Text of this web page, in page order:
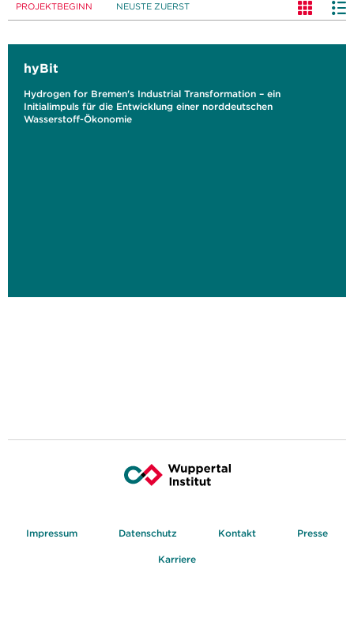
PROJEKTBEGINN NEUSTE ZUERST
hyBit
Hydrogen for Bremen's Industrial Transformation – ein
Initialimpuls für die Entwicklung einer norddeutschen
Wasserstoff-Ökonomie
Impressum Datenschutz Kontakt Presse
Karriere